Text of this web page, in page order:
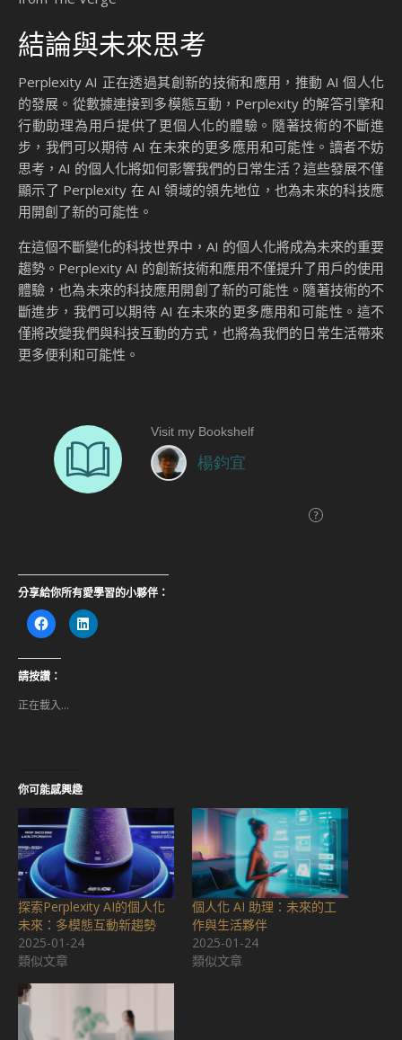
結論與未來思考
Perplexity AI 正在透過其創新的技術和應用，推動 AI 個人化
的發展。從數據連接到多模態互動，Perplexity 的解答引擎和
行動助理為用戶提供了更個人化的體驗。隨著技術的不斷進
步，我們可以期待 AI 在未來的更多應用和可能性。讀者不妨
思考，AI 的個人化將如何影響我們的日常生活？這些發展不僅
顯示了 Perplexity 在 AI 領域的領先地位，也為未來的科技應
用開創了新的可能性。
在這個不斷變化的科技世界中，AI 的個人化將成為未來的重要
趨勢。Perplexity AI 的創新技術和應用不僅提升了用戶的使用
體驗，也為未來的科技應用開創了新的可能性。隨著技術的不
斷進步，我們可以期待 AI 在未來的更多應用和可能性。這不
僅將改變我們與科技互動的方式，也將為我們的日常生活帶來
更多便利和可能性。
分享給你所有愛學習的小夥伴：
按
一
分
享
至
新
分
享
請按讚：
正在載入...
你可能感興趣
探索Perplexity AI的個人化
未來：多模態互動新趨勢
2025-01-24
類似文章
個人化 AI 助理：未來的工
作與生活夥伴
2025-01-24
類似文章